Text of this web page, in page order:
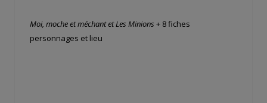
Moi, moche et méchant et Les Minions + 8 fiches
personnages et lieu